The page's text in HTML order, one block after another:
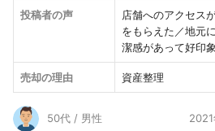
投稿者の声
店舗へのアクセス
をもらえた／地元
潔感があって好印
売却の理由 資産整理
50代 / 男性